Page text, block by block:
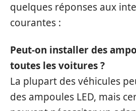
quelques réponses aux
courantes :
Peut-on installer des
toutes les voitures ?
La plupart des véhicules
des ampoules LED, mais